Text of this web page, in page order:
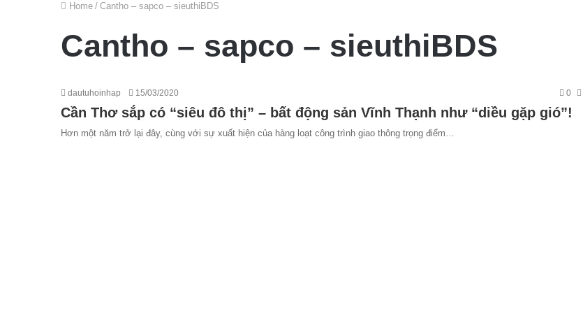
Home / Cantho – sapco – sieuthiBDS
Cantho – sapco – sieuthiBDS
dautuhoinhap 15/03/2020 0
Cần Thơ sắp có “siêu đô thị” – bất động sản Vĩnh Thạnh như “diều gặp gió”!
Hơn một năm trở lại đây, cùng với sự xuất hiện của hàng loạt công trình giao thông trọng điểm…